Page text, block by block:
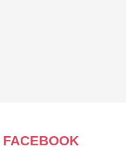
FACEBOOK